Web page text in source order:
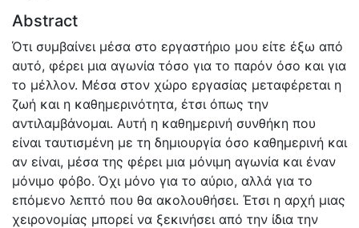
Abstract
Ότι συμβαίνει μέσα στο εργαστήριο μου είτε έξω από
αυτό, φέρει μια αγωνία τόσο για το παρόν όσο και για
το μέλλον. Μέσα στον χώρο εργασίας μεταφέρεται η
ζωή και η καθημερινότητα, έτσι όπως την
αντιλαμβάνομαι. Αυτή η καθημερινή συνθήκη που
είναι ταυτισμένη με τη δημιουργία όσο καθημερινή και
αν είναι, μέσα της φέρει μια μόνιμη αγωνία και έναν
μόνιμο φόβο. Όχι μόνο για το αύριο, αλλά για το
επόμενο λεπτό που θα ακολουθήσει. Έτσι η αρχή μιας
χειρονομίας μπορεί να ξεκινήσει από την ίδια την